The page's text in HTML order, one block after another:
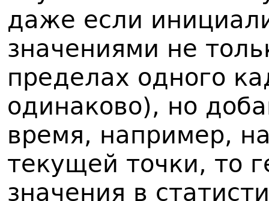
даже если
значениями не
пределах одного
одинаково), но
время, например,
текущей точки, то
значения в